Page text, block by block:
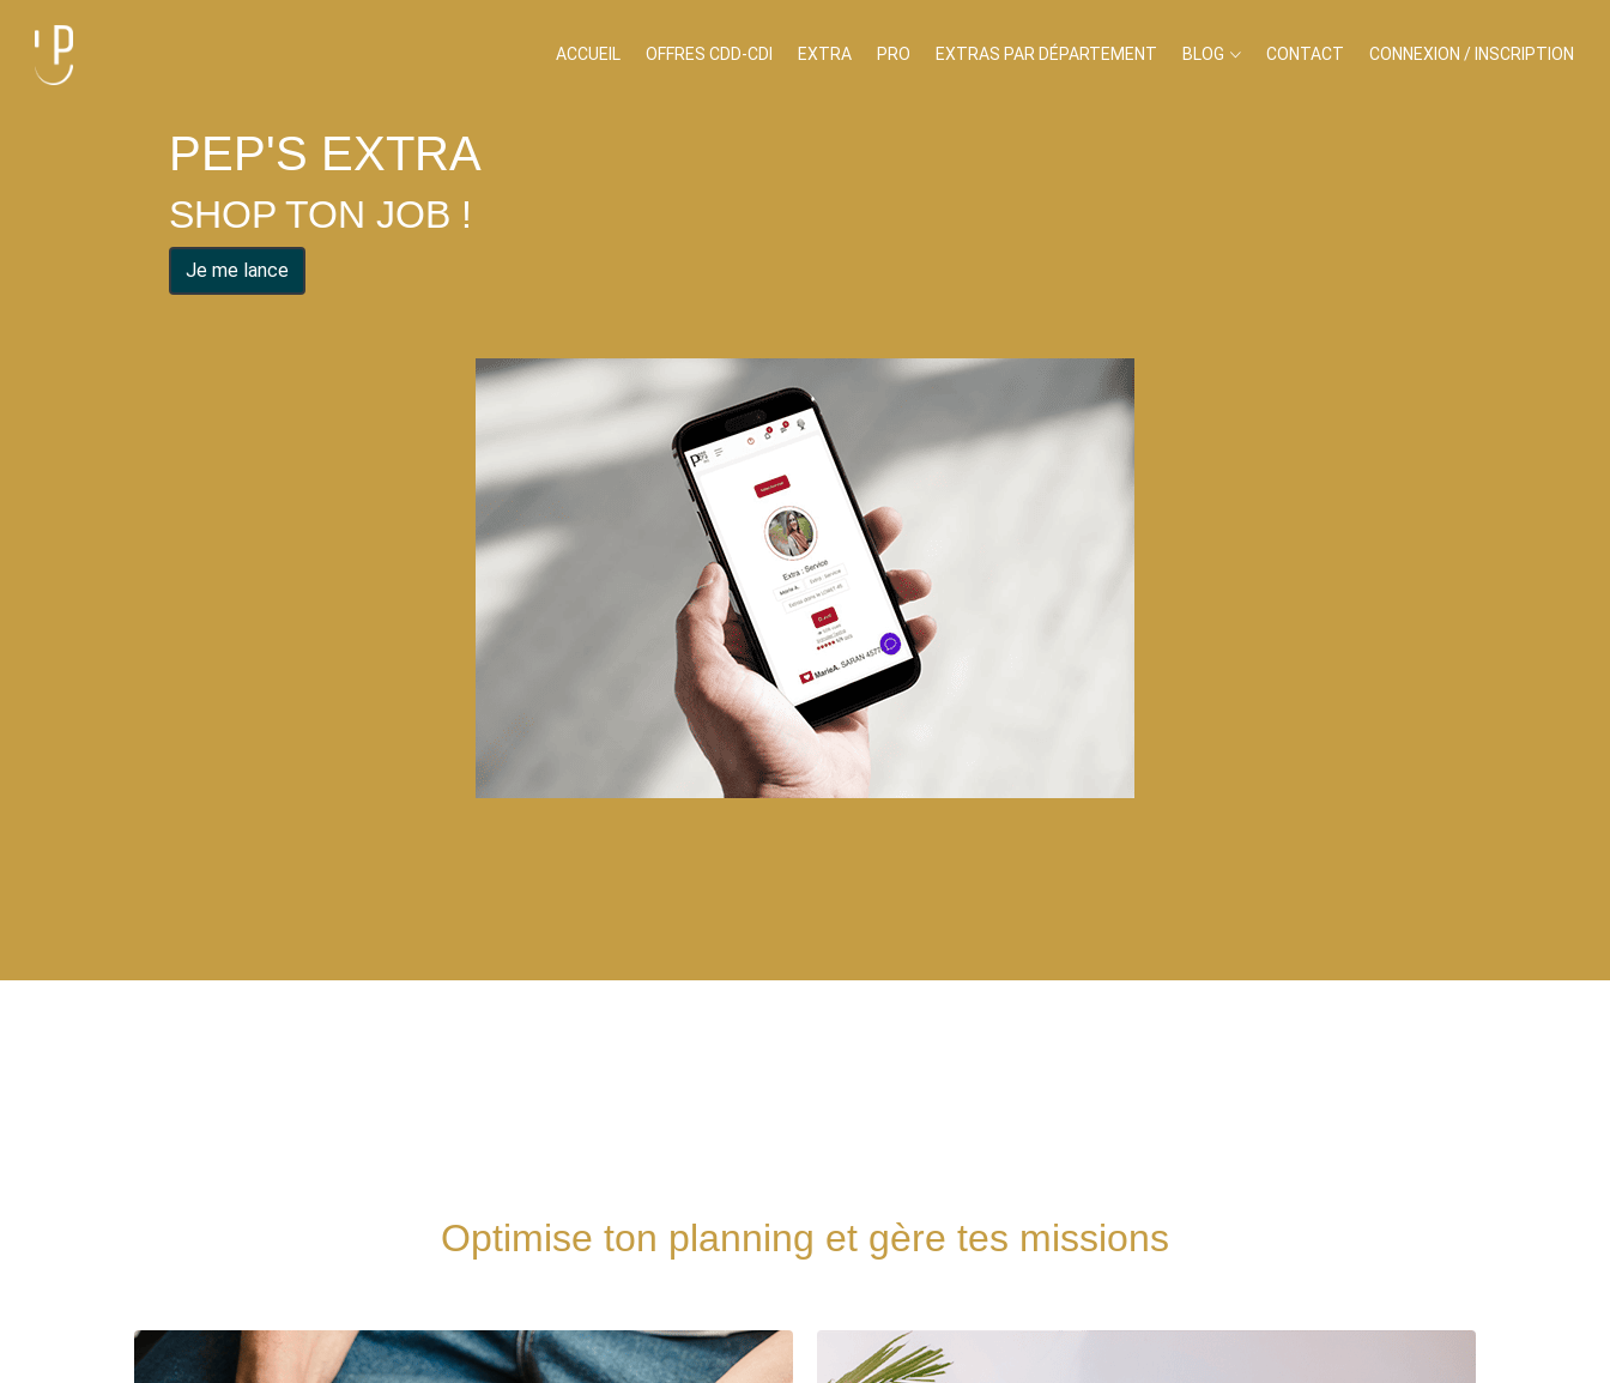
ACCUEIL OFFRES CDD-CDI EXTRA PRO EXTRAS PAR DÉPARTEMENT BLOG CONTACT CONNEXION / INSCRIPTION
PEP'S EXTRA
SHOP TON JOB !
Je me lance
Optimise ton planning et gère tes missions